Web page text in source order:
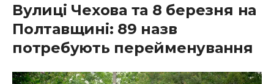
Вулиці Чехова та 8 березня на
Полтавщині: 89 назв
потребують перейменування